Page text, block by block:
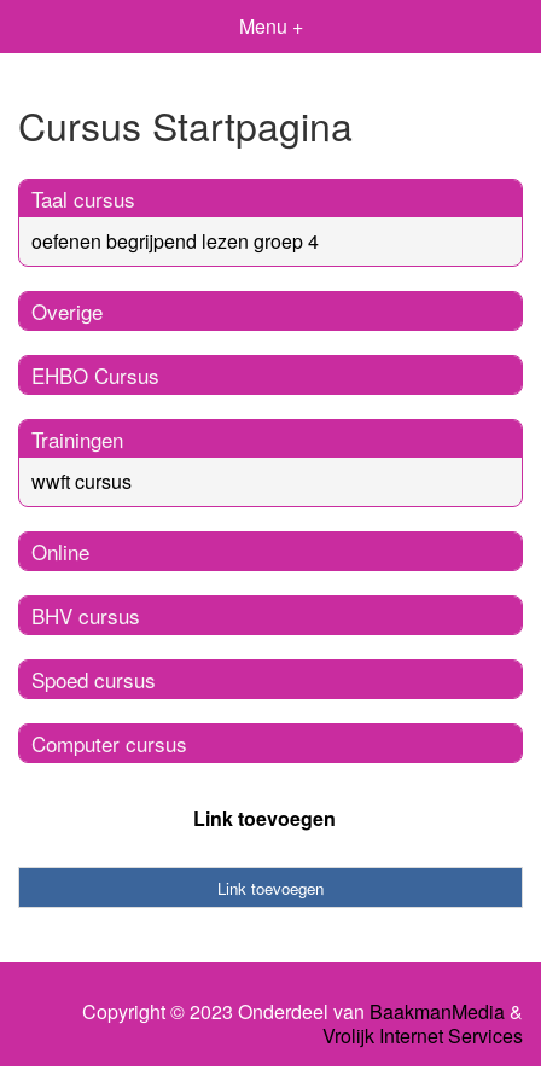
Menu +
Cursus Startpagina
Taal cursus
oefenen begrijpend lezen groep 4
Overige
EHBO Cursus
Trainingen
wwft cursus
Online
BHV cursus
Spoed cursus
Computer cursus
Link toevoegen
Link toevoegen
Copyright © 2023 Onderdeel van BaakmanMedia&
Vrolijk Internet Services